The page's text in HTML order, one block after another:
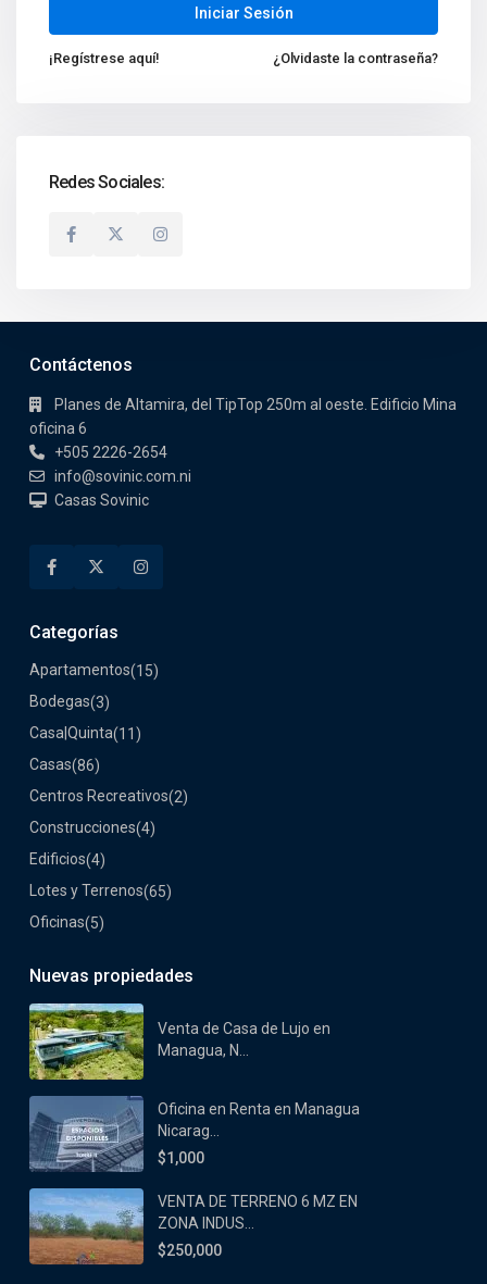
Iniciar Sesión
¡Regístrese aquí! ¿Olvidaste la contraseña?
Redes Sociales:
Contáctenos
Planes de Altamira, del TipTop 250m al oeste. Edificio Mina
oficina 6
+505 2226-2654
info@sovinic.com.ni
Casas Sovinic
Categorías
Apartamentos(15)
Bodegas(3)
Casa|Quinta(11)
Casas(86)
Centros Recreativos(2)
Construcciones(4)
Edificios(4)
Lotes y Terrenos(65)
Oficinas(5)
Nuevas propiedades
Venta de Casa de Lujo en
Managua, N...
Oficina en Renta en Managua
Nicarag...
$1,000
VENTA DE TERRENO 6 MZ EN
ZONA INDUS...
$250,000